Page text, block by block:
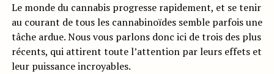
Le monde du cannabis progresse rapidement, et se tenir
au courant de tous les cannabinoïdes semble parfois une
tâche ardue. Nous vous parlons donc ici de trois des plus
récents, qui attirent toute l’attention par leurs effets et
leur puissance incroyables.